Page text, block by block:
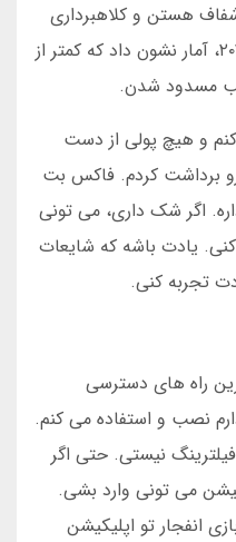
هستن و کلاهبرداری
محسوب نمی شن. در دسامبر ۲۰۲۴، آمار نشون داد که کمتر از
کنم و هیچ پولی از دست
برداشت کردم. فاکس بت
اگر شک داری، می تونی
یادت باشه که شایعات
تجربه کنی.
راه های دسترسی
نصب و استفاده می کنم.
نیستی. حتی اگر
می تونی وارد بشی.
انفجار تو اپلیکیشن